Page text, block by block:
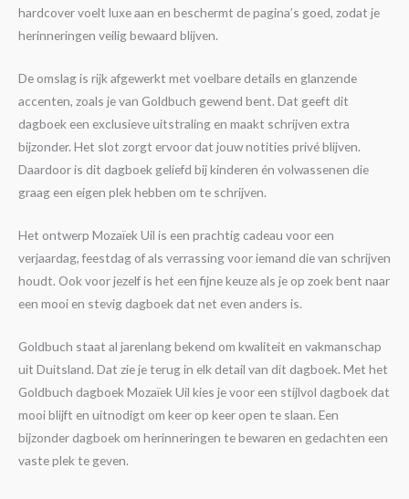
hardcover voelt luxe aan en beschermt de pagina’s goed, zodat je
herinneringen veilig bewaard blijven.
De omslag is rijk afgewerkt met voelbare details en glanzende
accenten, zoals je van Goldbuch gewend bent. Dat geeft dit
dagboek een exclusieve uitstraling en maakt schrijven extra
bijzonder. Het slot zorgt ervoor dat jouw notities privé blijven.
Daardoor is dit dagboek geliefd bij kinderen én volwassenen die
graag een eigen plek hebben om te schrijven.
Het ontwerp Mozaïek Uil is een prachtig cadeau voor een
verjaardag, feestdag of als verrassing voor iemand die van schrijven
houdt. Ook voor jezelf is het een fijne keuze als je op zoek bent naar
een mooi en stevig dagboek dat net even anders is.
Goldbuch staat al jarenlang bekend om kwaliteit en vakmanschap
uit Duitsland. Dat zie je terug in elk detail van dit dagboek. Met het
Goldbuch dagboek Mozaïek Uil kies je voor een stijlvol dagboek dat
mooi blijft en uitnodigt om keer op keer open te slaan. Een
bijzonder dagboek om herinneringen te bewaren en gedachten een
vaste plek te geven.